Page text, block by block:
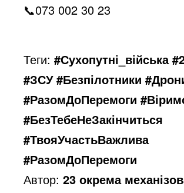
📞073 002 30 23
Теги:#Сухопутні_війська
#ЗСУ #Безпілотники
#РазомДоПеремоги
#БезТебеНеЗакінчиться
#ТвояУчастьВажлива
#РазомДоПеремоги
Автор:23 окрема